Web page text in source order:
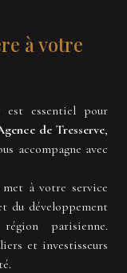
à votre
essentiel pour
de Tresserve,
accompagne avec
met à votre service
du développement
parisienne.
et investisseurs